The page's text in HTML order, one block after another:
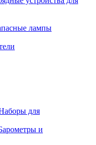
лампы
для
и